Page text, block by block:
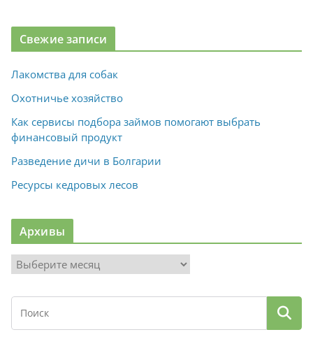
Свежие записи
Лакомства для собак
Охотничье хозяйство
Как сервисы подбора займов помогают выбрать
финансовый продукт
Разведение дичи в Болгарии
Ресурсы кедровых лесов
Архивы
р
х
в